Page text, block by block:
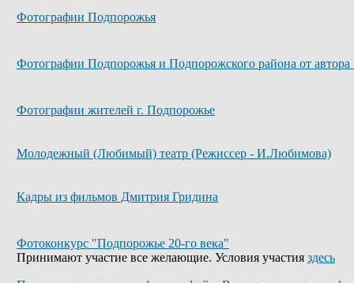
Фотографии Подпорожья
Фотографии Подпорожья и Подпорожского района от
Фотографии жителей г. Подпорожье
Молодежный (Любимый) театр (Режиссер - И.Любимова)
Кадры из фильмов Дмитрия Гридина
Фотоконкурс "Подпорожье 20-го века"
Принимают участие все желающие. Условия участия здесь